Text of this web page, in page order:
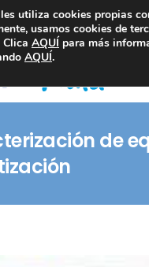
Compliance
de
utiliza cookies propias
usamos cookies de
AQUÍ para más
AQUÍ.